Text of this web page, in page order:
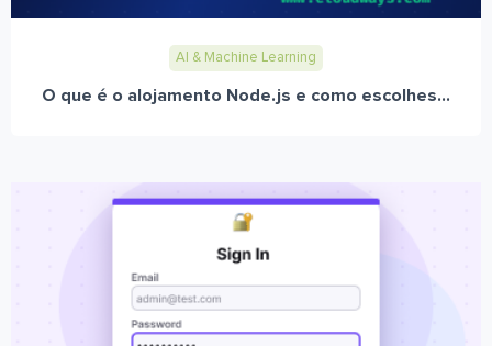
AI & Machine Learning
O que é o alojamento Node.js e como escolhes...